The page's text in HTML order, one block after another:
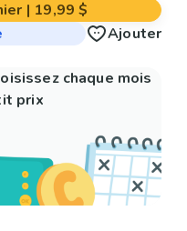
| 19,99 $
Ajouter
chaque mois
prix